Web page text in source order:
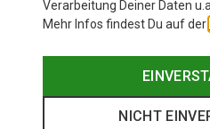
Verarbeitung Deiner Daten
Mehr Infos findest Du auf der
NICHT